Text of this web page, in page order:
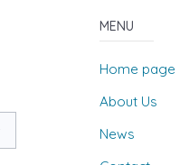
MENU
Home page
About Us
News